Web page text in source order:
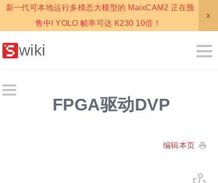
新一代可本地运行多模态大模型的 MaixCAM2 正在预
售中! YOLO 帧率可达 K230 10倍！
x
wiki
FPGA驱动DVP
编辑本页